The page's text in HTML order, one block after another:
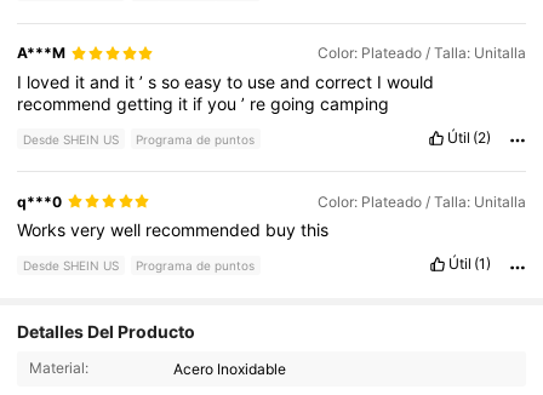
A***M Color: Plateado / Talla: Unitalla
I loved itand it’ssoeasyto useandcorrect Iwould
recommendgetting it ifyou’ regoingcamping
Desde SHEIN US Programa de puntos Útil (2)
q***0 Color: Plateado / Talla: Unitalla
Worksverywell recommended buythis
Desde SHEIN US Programa de puntos Útil (1)
Detalles Del Producto
Material: Acero Inoxidable
4.88 655 Seguidores